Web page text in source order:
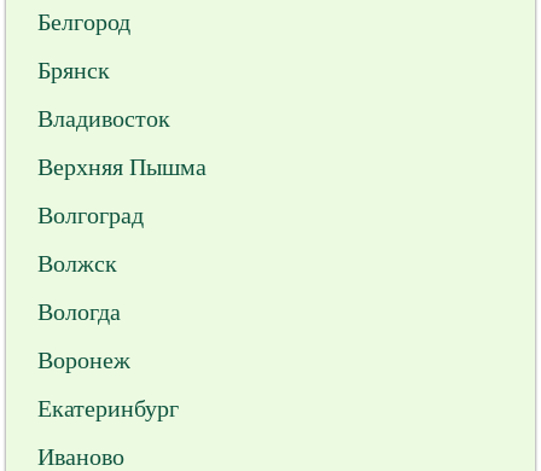
Белгород
Брянск
Владивосток
Верхняя Пышма
Волгоград
Волжск
Вологда
Воронеж
Екатеринбург
Иваново